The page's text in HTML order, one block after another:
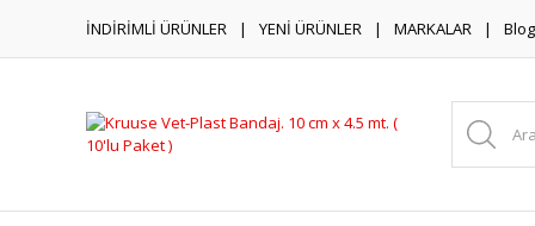
İNDİRİMLİ ÜRÜNLER YENİ ÜRÜNLER MARKALAR Blog